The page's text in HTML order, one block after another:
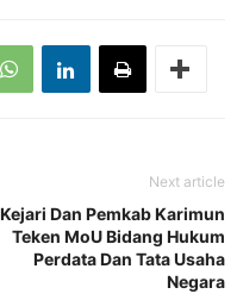
Next article
Kejari Dan Pemkab Karimun
Teken MoU Bidang Hukum
Perdata Dan Tata Usaha
Negara